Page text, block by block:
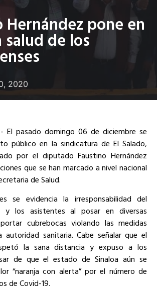
Hernández pone en
salud de los
2020
El pasado domingo 06 de diciembre se
público en la sindicatura de El Salado,
por el diputado Faustino Hernández
que se han marcado a nivel nacional
de Salud.
se evidencia la irresponsabilidad del
y los asistentes al posar en diversas
cubrebocas violando las medidas
autoridad sanitaria. Cabe señalar que el
la sana distancia y expuso a los
de que el estado de Sinaloa aún se
“naranja con alerta” por el número de
de Covid-19.